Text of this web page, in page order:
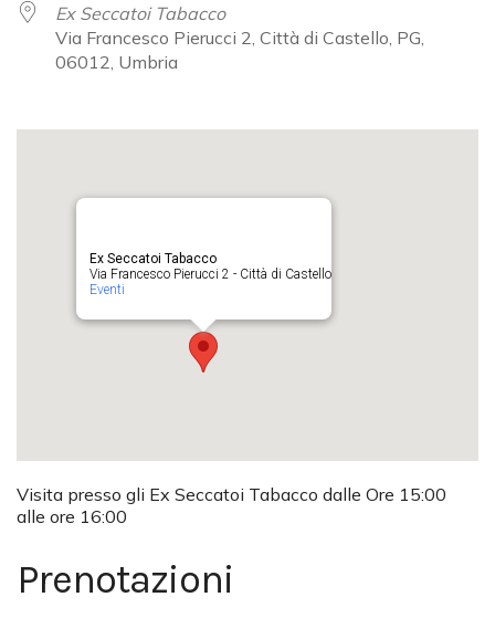
Ex Seccatoi Tabacco
Via Francesco Pierucci 2, Città di Castello, PG,
06012, Umbria
Ex Seccatoi Tabacco
Via Francesco Pierucci 2 - Città di Castello
Eventi
Visita presso gli Ex Seccatoi Tabacco dalle Ore 15:00
alle ore 16:00
Prenotazioni